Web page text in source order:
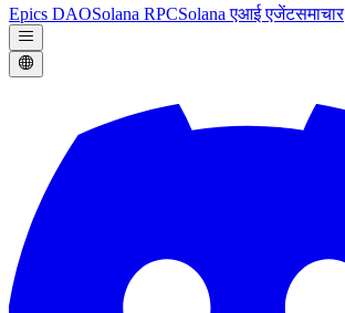
Epics DAOSolana RPCSolana एआई एजेंटसमाचार